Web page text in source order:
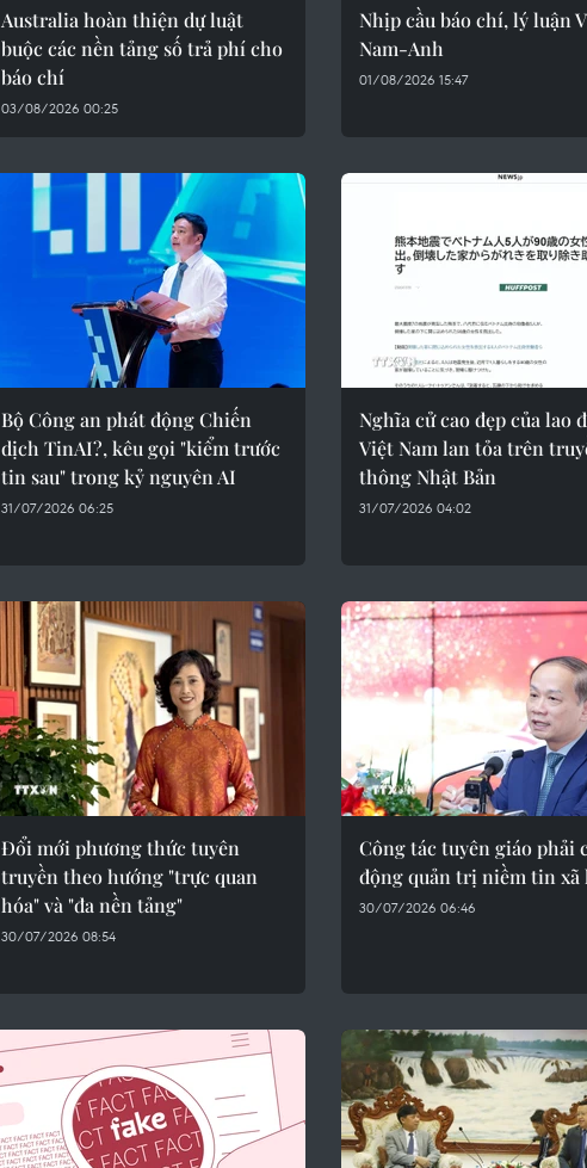
Australia hoàn thiện dự luật
buộc các nền tảng số trả phí cho
báo chí
03/08/2026 00:25
Nhịp cầu báo chí, lý luận
Nam-Anh
01/08/2026 15:47
Bộ Công an phát động Chiến
dịch TinAI?, kêu gọi "kiểm trước
tin sau" trong kỷ nguyên AI
31/07/2026 06:25
Nghĩa cử cao đẹp của lao
Việt Nam lan tỏa trên
thông Nhật Bản
31/07/2026 04:02
Đổi mới phương thức tuyên
truyền theo hướng "trực quan
hóa" và "đa nền tảng"
30/07/2026 08:54
Công tác tuyên giáo phải
động quản trị niềm tin xã
30/07/2026 06:46